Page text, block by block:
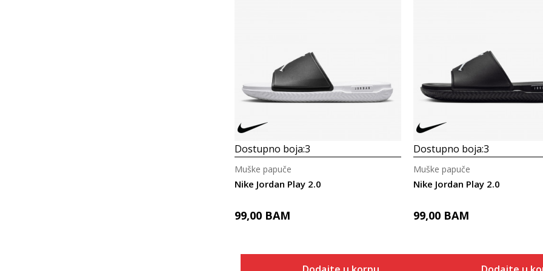
Dostupno boja:3
Nike Jordan Play 2.0
Muške papuče
99,00 BAM
Dostupno boja:3
Nike Jordan Play 2.0
Muške papuče
99,00 BAM